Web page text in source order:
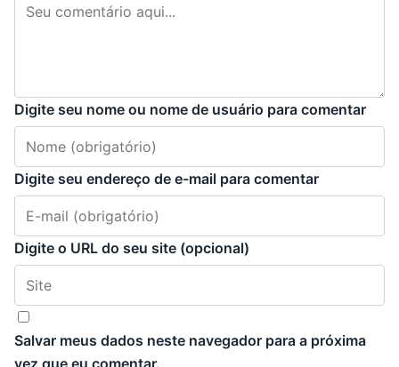
Digite seu nome ou nome de usuário para comentar
Digite seu endereço de e-mail para comentar
Digite o URL do seu site (opcional)
Salvar meus dados neste navegador para a próxima